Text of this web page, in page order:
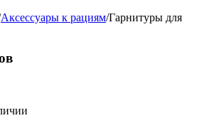
Аксессуары к рациям/Гарнитуры для